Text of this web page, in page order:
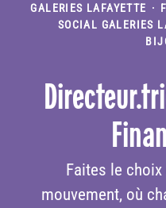
GALERIES LAFAYETTE ·
SOCIAL GALERIES
Faites le choix
mouvement, où